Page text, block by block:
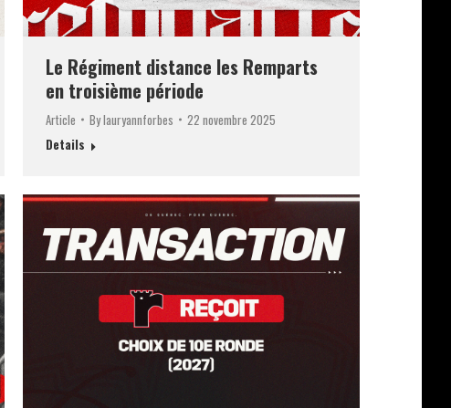
Le Régiment distance les Remparts
en troisième période
Article Bylauryannforbes
22 novembre 2025
Details